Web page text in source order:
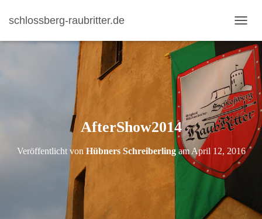
schlossberg-raubritter.de
A
V
G
A
T
I
O
U
M
A
L
AfterShow2014
Veröffentlicht vonHübners Schreiberlingam April 12, 2016